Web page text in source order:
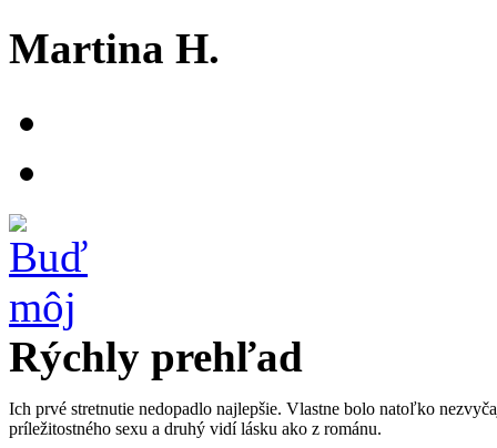
Martina H.
Rýchly prehľad
Ich prvé stretnutie nedopadlo najlepšie. Vlastne bolo natoľko
príležitostného sexu a druhý vidí lásku ako z románu.